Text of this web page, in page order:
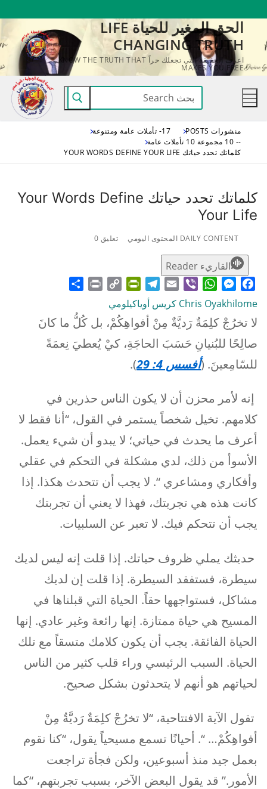
المحتوى
الحق المغير للحياة LIFE
CHANGING TRUTH
اعرف الحقيقة التي تجعلك حراً KNOW THE TRUTH THAT
MAKES YOU FREE
البحث
عن:
منشورات POSTS
17- تأملات عامة ومتنوعة
-- 10 مجموعة 10 تأملات عامة
كلماتك تحدد حياتك YOUR WORDS DEFINE YOUR LIFE
كلماتك تحدد حياتك Your Words Define
Your Life
DAILY CONTENT المحتوى اليومي تعليق 0
القاريء Reader
Facebook
Messenger
WhatsApp
Viber
Email
Telegram
PrintFriendly
Copy
Print
Chris Oyakhilome كريس أوياكيلومي
لا تخرُجْ كلِمَةٌ رَديَّةٌ مِنْ أفواهِكُمْ، بل كُلُّ ما كانَ
صالِحًا للبُنيانِ حَسَبَ الحاجَةِ، كيْ يُعطيَ نِعمَةً
للسّامِعينَ. (أفسس 4: 29 ).
إنه لأمر محزن أن لا يكون الناس حذرين في
كلامهم. تخيل شخصاً يستمر في القول، “أنا فقط لا
أعرف ما يحدث في حياتي؛ لا يبدو أن شيء يعمل.
الأسوأ من ذلك، لدي مشكلة في التحكم في عقلي
وأفكاري ومشاعري “. لا يجب أن تتحدث هكذا. إذا
كانت هذه هي تجربتك، فهذا لا يعني أن تجربتك
يجب أن تتحكم فيك. لا تعبر عن السلبيات.
حديثك يملي ظروف حياتك. إذا قلت إنه ليس لديك
سيطرة، فستفقد السيطرة. إذا قلت إن لديك
مشاكل، فستواجهها حقاً. الحياة التي قبلناها في
المسيح هي حياة ممتازة. إنها رائعة وغير عادي. إنها
الحياة الفائقة. يجب أن يكون كلامك متسقاً مع تلك
الحياة. السبب الرئيسي وراء قلب كثير من الناس
لحياتهم هو أنهم لا يتحدثون بشكل صحيح.
تقول الآية الافتتاحية، “لا تخرُجْ كلِمَةٌ رَديَّةٌ مِنْ
أفواهِكُمْ… “. أحيانًا تسمع مسيحياً يقول، “كنا نقوم
بعمل جيد منذ أسبوعين، ولكن فجأة تراجعت
الأمور.” قد يقول البعض الآخر، بسبب تجربتهم، “كما